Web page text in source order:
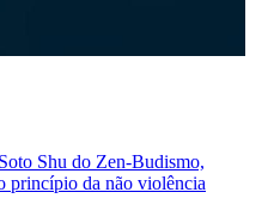
Shu do Zen-Budismo,
princípio da não violência